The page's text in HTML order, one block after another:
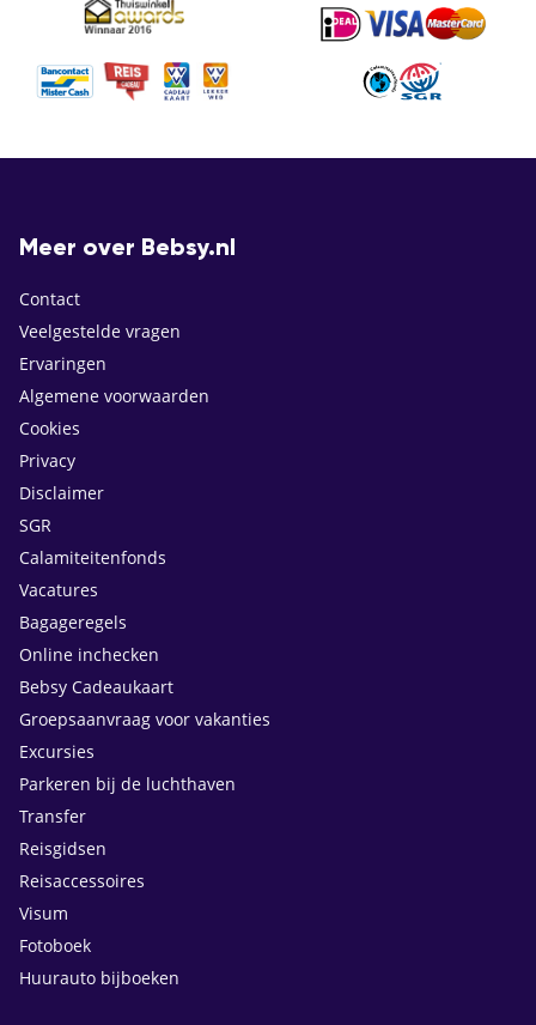
Meer over Bebsy.nl
Contact
Veelgestelde vragen
Ervaringen
Algemene voorwaarden
Cookies
Privacy
Disclaimer
SGR
Calamiteitenfonds
Vacatures
Bagageregels
Online inchecken
Bebsy Cadeaukaart
Groepsaanvraag voor vakanties
Excursies
Parkeren bij de luchthaven
Transfer
Reisgidsen
Reisaccessoires
Visum
Fotoboek
Huurauto bijboeken